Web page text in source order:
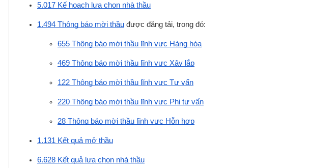
5.017 Kế hoạch lựa chọn nhà thầu
1.494 Thông báo mời thầu được đăng tải, trong đó:
655 Thông báo mời thầu lĩnh vực Hàng hóa
469 Thông báo mời thầu lĩnh vực Xây lắp
122 Thông báo mời thầu lĩnh vực Tư vấn
220 Thông báo mời thầu lĩnh vực Phi tư vấn
28 Thông báo mời thầu lĩnh vực Hỗn hợp
1.131 Kết quả mở thầu
6.628 Kết quả lựa chọn nhà thầu